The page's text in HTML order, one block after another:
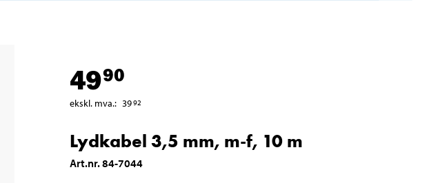
4990
ekskl. mva.: 3992
Lydkabel 3,5 mm, m-f, 10 m
Art.nr.84-7044